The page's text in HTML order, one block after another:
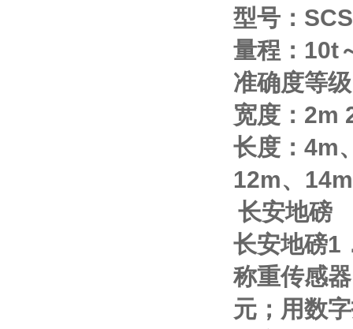
型号： SCS
量程： 10t
准确度等
宽度： 2m
长度： 4m
12m、 14m
长安地磅
长安地磅1
称重传感
元；用数